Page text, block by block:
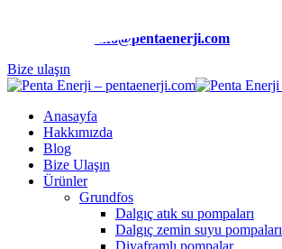
info@pentaenerji.com
Bize ulaşın
Anasayfa
Hakkımızda
Blog
Bize Ulaşın
Ürünler
Grundfos
Dalgıç atık su pompaları
Dalgıç zemin suyu pompaları
Diyaframlı pompalar